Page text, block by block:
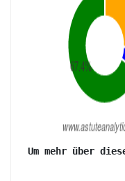
Um mehr über